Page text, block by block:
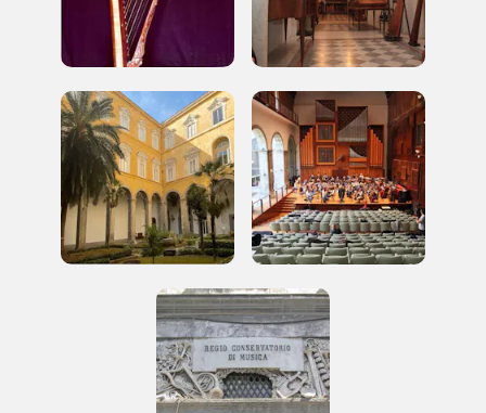
Campagne in corso in questo
luogo
I Luoghi del Cuore